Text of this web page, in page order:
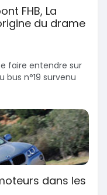
FHB, La
du drame
faire entendre sur
n°19 survenu
dans les